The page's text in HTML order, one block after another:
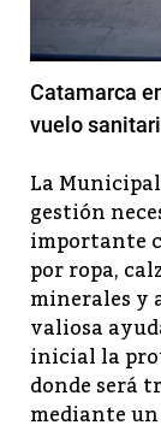
Catamarca
vuelo
La
gestión
importante
por ropa,
minerales y
valiosa
inicial la
donde será
mediante